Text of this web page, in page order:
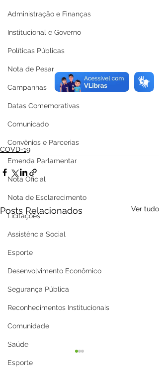
Administração e Finanças
Institucional e Governo
Políticas Públicas
Nota de Pesar
Campanhas
Datas Comemorativas
Comunicado
Convênios e Parcerias
Emenda Parlamentar
Nota Oficial
Nota de Esclarecimento
Licitações
Assistência Social
Esporte
Desenvolvimento Econômico
Segurança Pública
Reconhecimentos Institucionais
Comunidade
Saúde
Esporte
COVD-19
Posts Relacionados Ver tudo